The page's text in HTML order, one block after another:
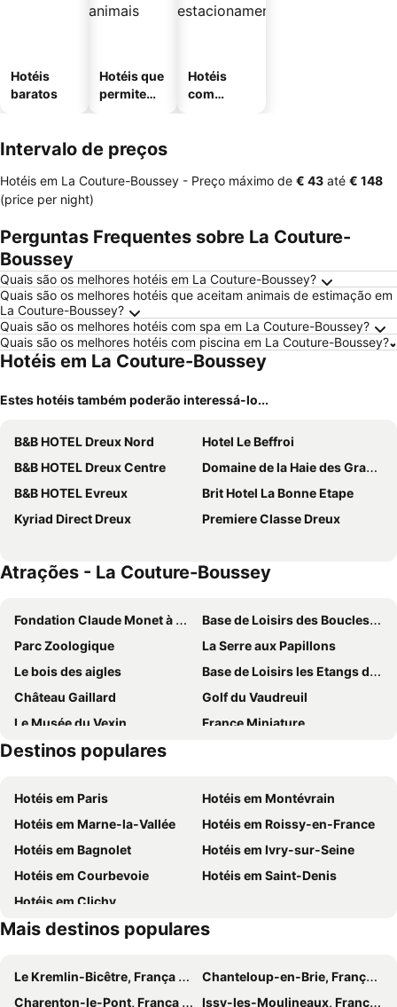
Hotéis
baratos
Hotéis que
permitem
Hotéis
com
Intervalo de preços
Hotéis em La Couture-Boussey - Preço máximo de ‎€ 43 até ‎€ 148
(price per night)
Perguntas Frequentes sobre La Couture-
Boussey
Quais são os melhores hotéis em La Couture-Boussey?
Quais são os melhores hotéis que aceitam animais de estimação em
La Couture-Boussey?
Quais são os melhores hotéis com spa em La Couture-Boussey?
Quais são os melhores hotéis com piscina em La Couture-Boussey?
Hotéis em La Couture-Boussey
Estes hotéis também poderão interessá-lo...
B&B HOTEL Dreux Nord
Hotel Le Beffroi
B&B HOTEL Dreux Centre
Domaine de la Haie des Granges
B&B HOTEL Evreux
Brit Hotel La Bonne Etape
Kyriad Direct Dreux
Premiere Classe Dreux
Atrações - La Couture-Boussey
Fondation Claude Monet à Giverny
Base de Loisirs des Boucles de Seine
Parc Zoologique
La Serre aux Papillons
Le bois des aigles
Base de Loisirs les Etangs de Hollande
Château Gaillard
Golf du Vaudreuil
Le Musée du Vexin
France Miniature
de Bonnemare
Destinos populares
Hotéis em Paris
Hotéis em Montévrain
Hotéis em Marne-la-Vallée
Hotéis em Roissy-en-France
Hotéis em Bagnolet
Hotéis em Ivry-sur-Seine
Hotéis em Courbevoie
Hotéis em Saint-Denis
Hotéis em Clichy
Mais destinos populares
Le Kremlin-Bicêtre, França Hotéis
Chanteloup-en-Brie, França Hotéis
Charenton-le-Pont, França Hotéis
Issy-les-Moulineaux, França Hotéis